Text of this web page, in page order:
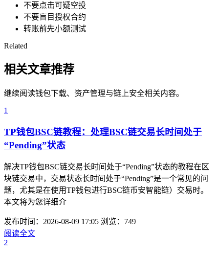
不要点击可疑空投
不要盲目授权合约
转账前先小额测试
Related
相关文章推荐
继续阅读钱包下载、资产管理与链上安全相关内容。
1
TP钱包BSC链教程：处理BSC链交易长时间处于
“Pending”状态
解决TP钱包BSC链交易长时间处于“Pending”状态的教程在区
块链交易中，交易状态长时间处于“Pending”是一个常见的问
题，尤其是在使用TP钱包进行BSC链币安智能链）交易时。
本文将为您详细介
发布时间：2026-08-09 17:05 浏览：749
阅读全文
2